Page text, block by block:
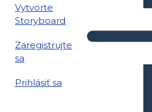
Vytvorte
Storyboard
Zaregistrujte
sa
Prihlásiť sa